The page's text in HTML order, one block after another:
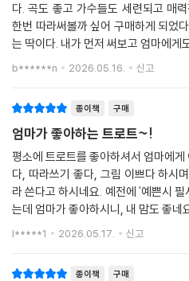
다. 곡도 좋고 가수들도 세련되고 매
한번 따라써볼까 싶어 구매하게 되었
는 딱이다. 내가 먼저 써보고 엄마에게
b******n 2026.05.16. 신고
종이책 구매
엄마가 좋아하는 트로트~!
평소에 트로트를 좋아하셔서 엄마에
다, 따라쓰기 좋다, 그림 이쁘다 하시
라 쓴다고 하시네요. 예전에 '예쁜시
는데 엄마가 좋아하시니, 내 맘도 좋네
l*****1 2026.05.17. 신고
종이책 구매